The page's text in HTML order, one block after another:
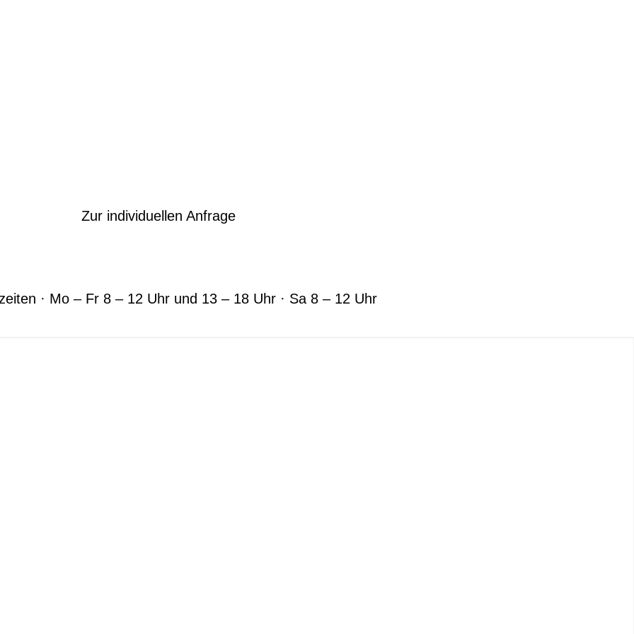
Zur individuellen Anfrage
· Mo – Fr 8 – 12 Uhr und 13 – 18 Uhr · Sa 8 – 12 Uhr